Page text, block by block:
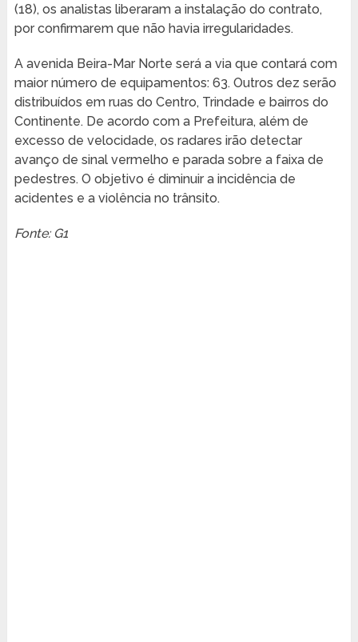
(18), os analistas liberaram a instalação do contrato,
por confirmarem que não havia irregularidades.
A avenida Beira-Mar Norte será a via que contará com
maior número de equipamentos: 63. Outros dez serão
distribuídos em ruas do Centro, Trindade e bairros do
Continente. De acordo com a Prefeitura, além de
excesso de velocidade, os radares irão detectar
avanço de sinal vermelho e parada sobre a faixa de
pedestres. O objetivo é diminuir a incidência de
acidentes e a violência no trânsito.
Fonte: G1